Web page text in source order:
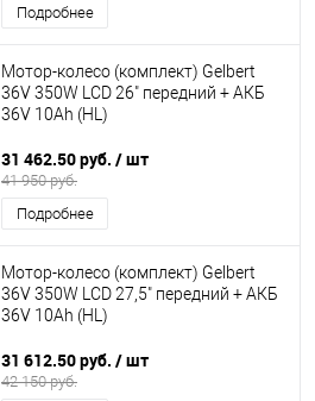
Подробнее
Мотор-колесо (комплект) Gelbert
36V 350W LCD 26" передний + АКБ
36V 10Ah (HL)
31 462.50 руб. / шт
41 950 руб.
Подробнее
Мотор-колесо (комплект) Gelbert
36V 350W LCD 27,5" передний + АКБ
36V 10Ah (HL)
31 612.50 руб. / шт
42 150 руб.